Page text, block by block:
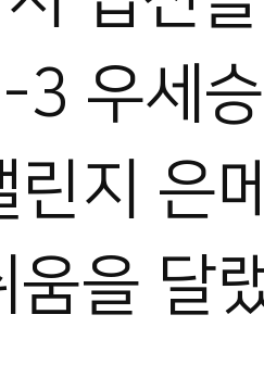
우세
린지 은
움을 달